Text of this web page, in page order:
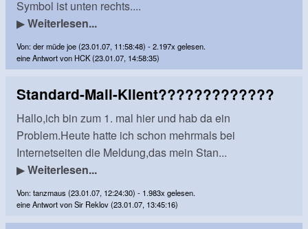
Symbol ist unten rechts....
▶Weiterlesen...
Von: der müde joe (23.01.07, 11:58:48) - 2.197x gelesen.
eine Antwort von HCK (23.01.07, 14:58:35)
Standard-Mail-Klient?????????????
Hallo,ich bin zum 1. mal hier und hab da ein
Problem.Heute hatte ich schon mehrmals bei
Internetseiten die Meldung,das mein Stan...
▶Weiterlesen...
Von: tanzmaus (23.01.07, 12:24:30) - 1.983x gelesen.
eine Antwort von Sir Reklov (23.01.07, 13:45:16)